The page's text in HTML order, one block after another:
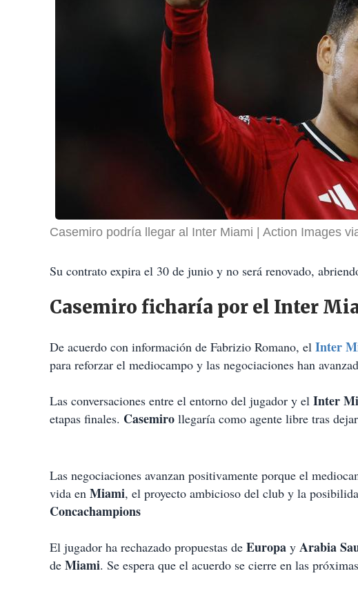
Casemiro podría llegar al Inter Miami Action Images
Su contrato expira el 30 de junio y no será renovado,
Casemiro ficharía por el Inter
De acuerdo con información de Fabrizio Romano, el Inter
para reforzar el mediocampo y las negociaciones han
Las conversaciones entre el entorno del jugador y el Inter
etapas finales. Casemiro llegaría como agente libre tras
Las negociaciones avanzan positivamente porque el
vida en Miami, el proyecto ambicioso del club y la
Concachampions
El jugador ha rechazado propuestas de Europa y Arabia
de Miami. Se espera que el acuerdo se cierre en las